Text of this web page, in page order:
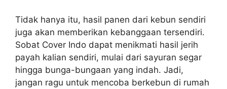
Tidak hanya itu, hasil panen dari kebun sendiri
juga akan memberikan kebanggaan tersendiri.
Sobat Cover Indo dapat menikmati hasil jerih
payah kalian sendiri, mulai dari sayuran segar
hingga bunga-bungaan yang indah. Jadi,
jangan ragu untuk mencoba berkebun di rumah